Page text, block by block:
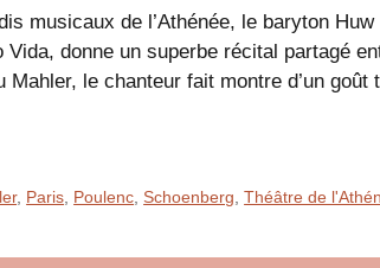
musicaux de l’Athénée, le baryton
Vida, donne un superbe récital partagé
le chanteur fait montre d’un goût
, Paris Poulenc ,Schoenberg ,Théâtre de